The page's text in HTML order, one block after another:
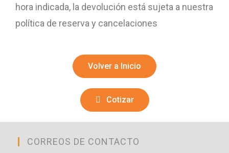
hora indicada, la devolución está sujeta a nuestra
política de reserva y cancelaciones
Volver a Inicio
Cotizar
CORREOS DE CONTACTO